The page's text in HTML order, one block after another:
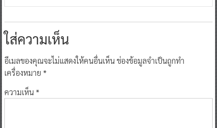
ใส่ความเห็น
อีเมลของคุณจะไม่แสดงให้คนอื่นเห็นช่องข้อมูลจำเป็นถูกทำ
เครื่องหมาย *
ความเห็น*